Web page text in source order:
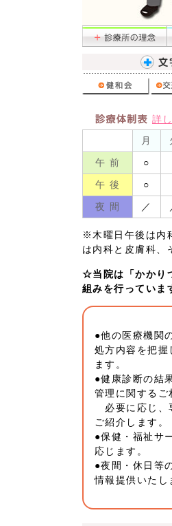
詳
月
午 前
○
午 後
○
夜 間
／
※木曜日午後は内
は内科と皮膚科、
☆当院は「かかり
組みを行っていま
●他の医療機関
処方内容を把握
ます。
●健康診断の結
管理に関するご
必要に応じ、
ご紹介します。
●保健・福祉サ
応じます。
●夜間・休日等
情報提供いたし